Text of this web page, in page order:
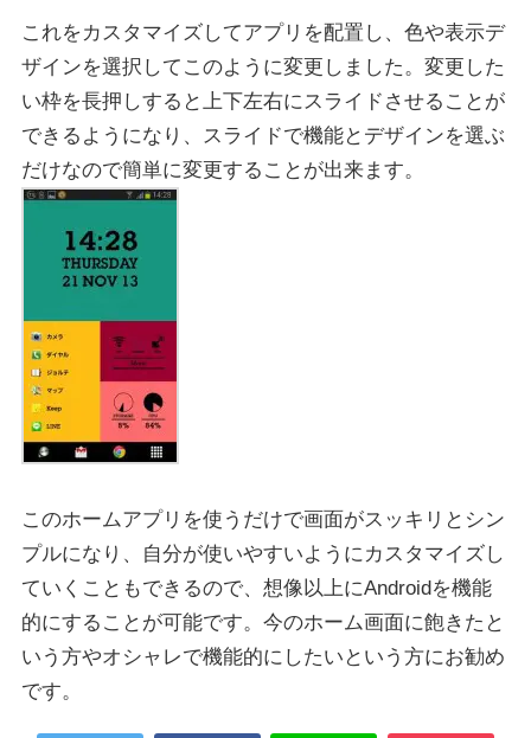
これをカスタマイズしてアプリを配置し、色や表示デ
ザインを選択してこのように変更しました。変更した
い枠を長押しすると上下左右にスライドさせることが
できるようになり、スライドで機能とデザインを選ぶ
だけなので簡単に変更することが出来ます。
このホームアプリを使うだけで画面がスッキリとシン
プルになり、自分が使いやすいようにカスタマイズし
ていくこともできるので、想像以上にAndroidを機能
的にすることが可能です。今のホーム画面に飽きたと
いう方やオシャレで機能的にしたいという方にお勧め
です。